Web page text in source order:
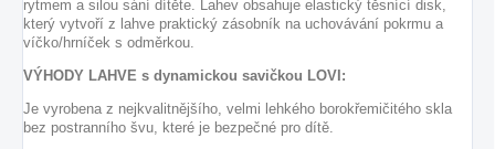
rytmem a silou sání dítěte. Lahev obsahuje elastický těsnící disk,
který vytvoří z lahve praktický zásobník na uchovávání pokrmu a
víčko/hrníček s odměrkou.
VÝHODY LAHVE s dynamickou savičkou LOVI:
Je vyrobena z nejkvalitnějšího, velmi lehkého borokřemičitého skla
bez postranního švu, které je bezpečné pro dítě.